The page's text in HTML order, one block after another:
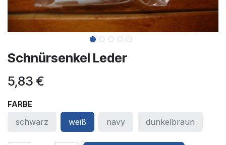
Schnürsenkel Leder
5,83 €
FARBE
schwarz weiß navy dunkelbraun